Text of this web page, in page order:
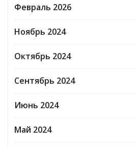
Февраль 2026
Ноябрь 2024
Октябрь 2024
Сентябрь 2024
Июнь 2024
Май 2024